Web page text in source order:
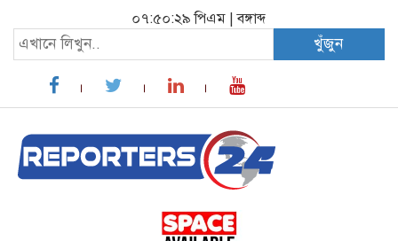
০৭:৫০:২৯ পিএম |বঙ্গাব্দ
খুঁজুন